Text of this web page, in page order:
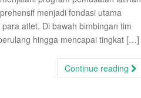
menjadi fondasi utama
atlet. Di bawah bimbingan tim
hingga mencapai tingkat […]
Continue reading